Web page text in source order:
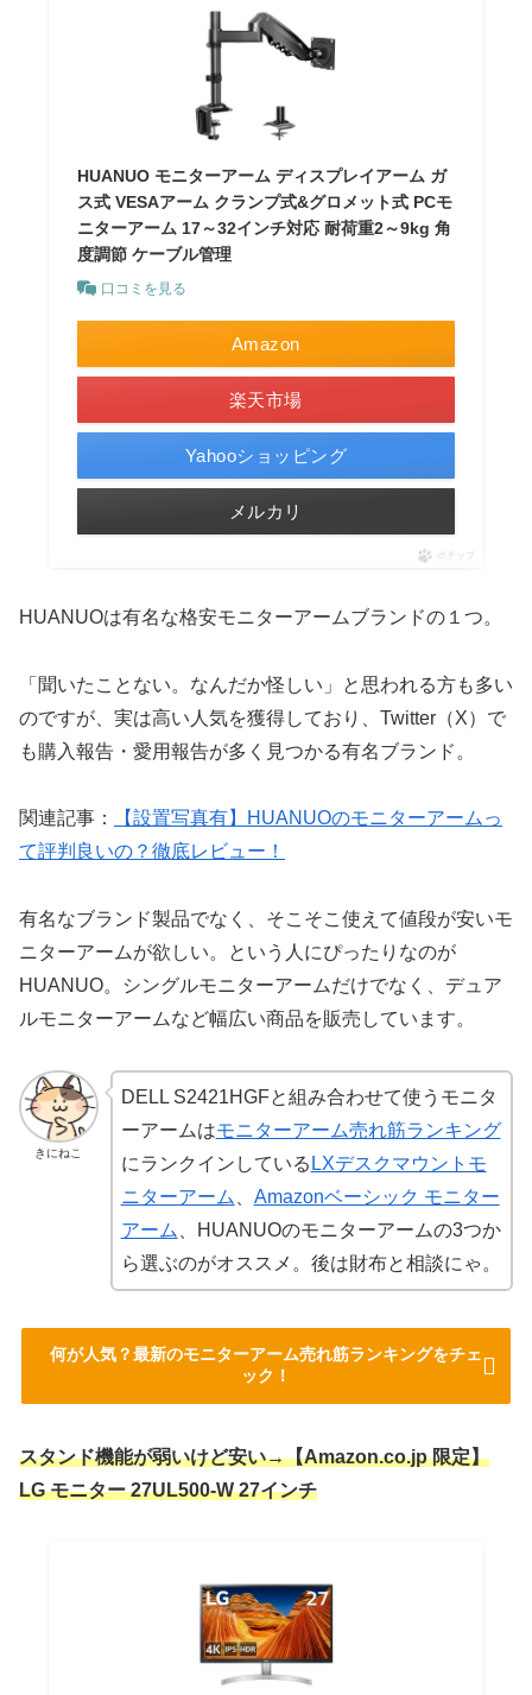
HUANUO モニターアーム ディスプレイアーム ガ
ス式 VESAアーム クランプ式&グロメット式 PCモ
ニターアーム 17～32インチ対応 耐荷重2～9kg 角
度調節 ケーブル管理
口コミを見る
Amazon
楽天市場
Yahooショッピング
メルカリ
ポチップ
HUANUOは有名な格安モニターアームブランドの１つ。
「聞いたことない。なんだか怪しい」と思われる方も多い
のですが、実は高い人気を獲得しており、Twitter（X）で
も購入報告・愛用報告が多く見つかる有名ブランド。
関連記事：
【設置写真有】HUANUOのモニターアームっ
て評判良いの？徹底レビュー！
有名なブランド製品でなく、そこそこ使えて値段が安いモ
ニターアームが欲しい。という人にぴったりなのが
HUANUO。シングルモニターアームだけでなく、デュア
ルモニターアームなど幅広い商品を販売しています。
きにねこ
DELL S2421HGFと組み合わせて使うモニタ
ーアームはモニターアーム売れ筋ランキング
にランクインしている LXデスクマウントモ
ニターアーム
Amazonベーシック モニター
アーム 、HUANUOのモニターアームの3つか
ら選ぶのがオススメ。後は財布と相談にゃ。
何が人気？最新のモニターアーム売れ筋ランキングをチェ
ック！
スタンド機能が弱いけど安い→【Amazon.co.jp 限定】
LG モニター 27UL500-W 27インチ